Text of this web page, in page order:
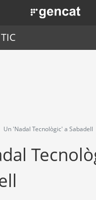
Vés
al
. Obre en una nova
Un 'Nadal Tecnològic' a Sabadell